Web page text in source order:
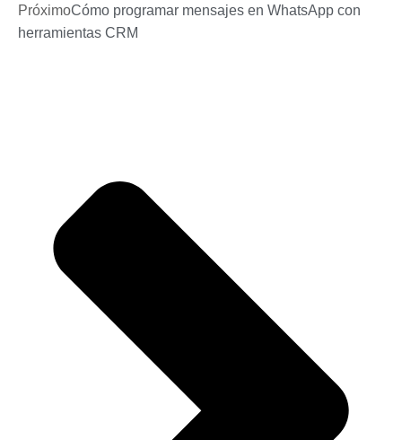
PróximoCómo programar mensajes en WhatsApp con
herramientas CRM